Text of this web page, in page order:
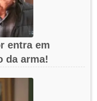
entra em
da arma!